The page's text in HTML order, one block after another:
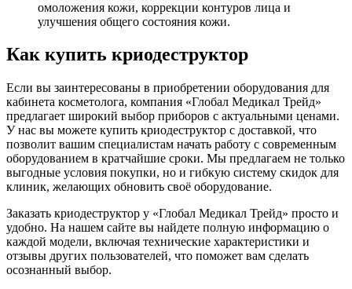
омоложения кожи, коррекции контуров лица и
улучшения общего состояния кожи.
Как купить криодеструктор
Если вы заинтересованы в приобретении оборудования для
кабинета косметолога, компания «Глобал Медикал Трейд»
предлагает широкий выбор приборов с актуальными ценами.
У нас вы можете купить криодеструктор с доставкой, что
позволит вашим специалистам начать работу с современным
оборудованием в кратчайшие сроки. Мы предлагаем не только
выгодные условия покупки, но и гибкую систему скидок для
клиник, желающих обновить своё оборудование.
Заказать криодеструктор у «Глобал Медикал Трейд» просто и
удобно. На нашем сайте вы найдете полную информацию о
каждой модели, включая технические характеристики и
отзывы других пользователей, что поможет вам сделать
осознанный выбор.